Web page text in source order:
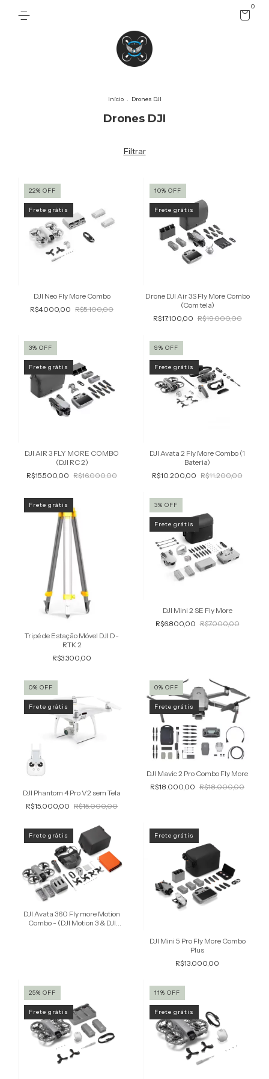
0
Início . Drones DJI
Drones DJI
Filtrar
22% OFF
Frete grátis
DJI Neo Fly More Combo
R$4.000,00 R$5.100,00
10% OFF
Frete grátis
Drone DJI Air 3S Fly More Combo
(Com tela)
R$17.100,00 R$19.000,00
3% OFF
Frete grátis
DJI AIR 3 FLY MORE COMBO
(DJI RC 2)
R$15.500,00 R$16.000,00
9% OFF
Frete grátis
DJI Avata 2 Fly More Combo (1
Bateria)
R$10.200,00 R$11.200,00
Frete grátis
Tripé de Estação Móvel DJI D-
RTK 2
R$3.300,00
3% OFF
Frete grátis
DJI Mini 2 SE Fly More
R$6.800,00 R$7.000,00
0% OFF
Frete grátis
DJI Phantom 4 Pro V2 sem Tela
R$15.000,00 R$15.000,00
0% OFF
Frete grátis
DJI Mavic 2 Pro Combo Fly More
R$18.000,00 R$18.000,00
Frete grátis
DJI Avata 360 Fly more Motion
Combo - (DJI Motion 3 & DJI
Frete grátis
DJI Mini 5 Pro Fly More Combo
Plus
R$13.000,00
25% OFF
Frete grátis
11% OFF
Frete grátis